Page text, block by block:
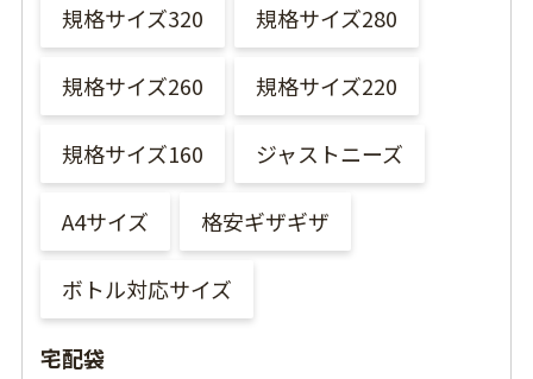
規格サイズ320 規格サイズ280
規格サイズ260 規格サイズ220
規格サイズ160 ジャストニーズ
A4サイズ 格安ギザギザ
ボトル対応サイズ
宅配袋